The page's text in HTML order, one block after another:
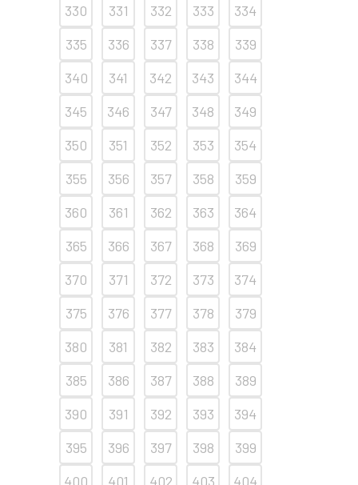
330
331 332 333
334
335
336 337 338
339
340
341 342 343
344
345
346 347 348
349
350
351 352 353
354
355
356 357 358
359
360
361 362 363
364
365
366 367 368
369
370
371 372 373
374
375
376 377 378
379
380
381 382 383
384
385
386 387 388
389
390
391 392 393
394
395
396 397 398
399
400
401 402 403 404